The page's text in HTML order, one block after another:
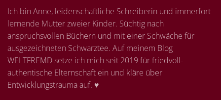
Ich bin Anne, leidenschaftliche Schreiberin und immerfort
lernende Mutter zweier Kinder. Süchtig nach
anspruchsvollen Büchern und mit einer Schwäche für
ausgezeichneten Schwarztee. Auf meinem Blog
WELTFREMD setze ich mich seit 2019 für friedvoll-
authentische Elternschaft ein und kläre über
Entwicklungstrauma auf. ♥